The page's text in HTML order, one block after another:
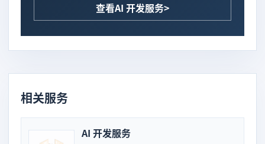
查看AI 开发服务
相关服务
AI 开发服务